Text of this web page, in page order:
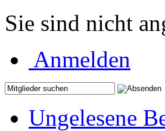
Sie sind nicht
Anmelden
Ungelesene